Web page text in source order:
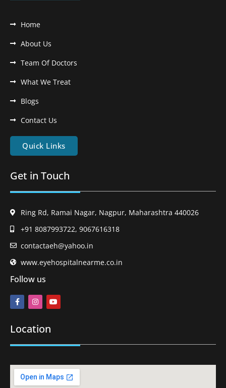
Home
About Us
Team Of Doctors
What We Treat
Blogs
Contact Us
Quick Links
Get in Touch
Ring Rd, Ramai Nagar, Nagpur, Maharashtra 440026
+91 8087993722, 9067616318
contactaeh@yahoo.in
www.eyehospitalnearme.co.in
Follow us
Location